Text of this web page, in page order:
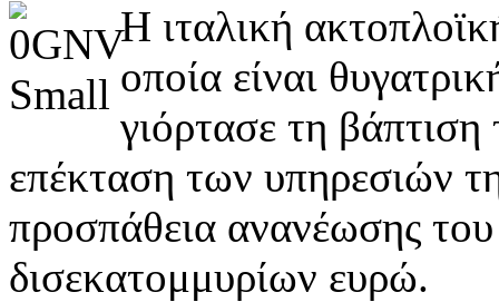
Η ιταλική
οποία είναι
γιόρτασε τη
επέκταση των υπηρεσιών
προσπάθεια ανανέωσης
δισεκατομμυρίων ευρώ.